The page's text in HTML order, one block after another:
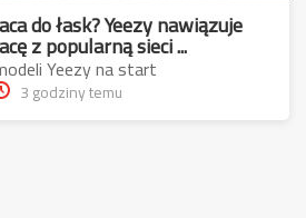
do łask? Yeezy nawiązuje
z popularną sieci ...
Yeezy na start
3 godziny temu